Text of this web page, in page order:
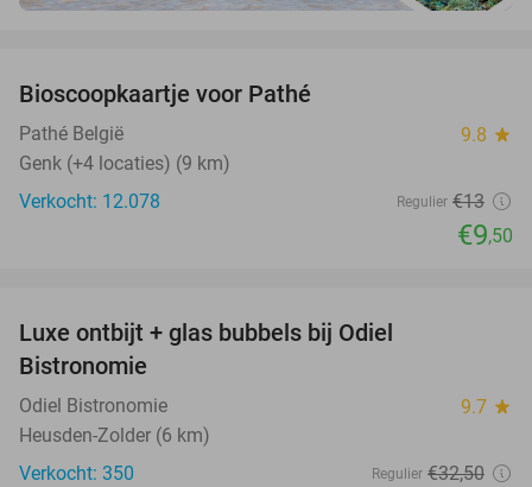
Bioscoopkaartje voor Pathé
Pathé België 9.8 star
Genk (+4 locaties) (9 km)
Verkocht: 12.078
Regulier €13
€9,50
Luxe ontbijt + glas bubbels bij Odiel
Bistronomie
Odiel Bistronomie 9.7 star
Heusden-Zolder (6 km)
Verkocht: 350
Regulier €32,50